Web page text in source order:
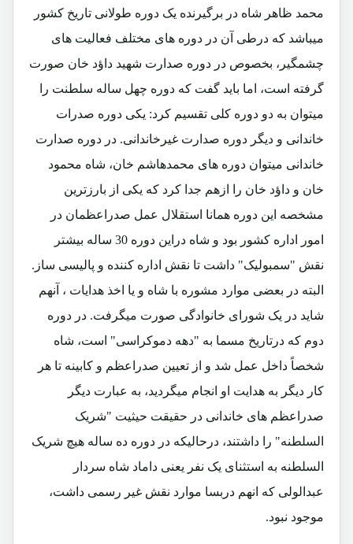
محمد ظاهر شاه در برگیرنده یک دوره طولانی تاریخ کشور
میباشد که درطی آن در دوره های مختلف فعالیت های
چشمگیر، بخصوص در دوره صدارت شهید داؤد خان صورت
گرفته است، اما باید گفت که دوره چهل ساله سلطنت را
میتوان به دو دوره کلی تقسیم کرد: یکی دوره صدرات
خاندانی و دیگر دوره صدارت غیرخاندانی. در دوره صدارت
خاندانی میتوان دوره های محمدهاشم خان، شاه محمود
خان و داؤد خان را ازهم جدا کرد که یکی از بارزترین
مشخصه این دوره همانا استقلال عمل صدراعظمان در
امور اداره کشور بود و شاه دراین دوره 30 ساله بیشتر
نقش "سمبولیک" داشت تا نقش اداره کننده و پالیسی ساز.
البته در بعضی موارد مشوره با شاه و یا اخذ هدایات ، آنهم
شاید در یک شورای خانوادگی صورت میگرفت. در دوره
دوم که درتاریخ مسما به "دهه دموکراسی" است، شاه
شخصاً داخل عمل شد و از تعیین صدراعظم و کابینه تا هر
کار دیگر به هدایت او انجام میگردید، به عبارت دیگر
صدراعظم های خاندانی در حقیقت حیثیت "شریک
السلطنه" را داشتند، درحالیکه در دوره ده ساله هیچ شریک
السلطنه به استثنای یک نفر یعنی داماد شاه سردار
عبدالولی که انهم دربسا موارد نقش غیر رسمی داشت،
موجود نبود.